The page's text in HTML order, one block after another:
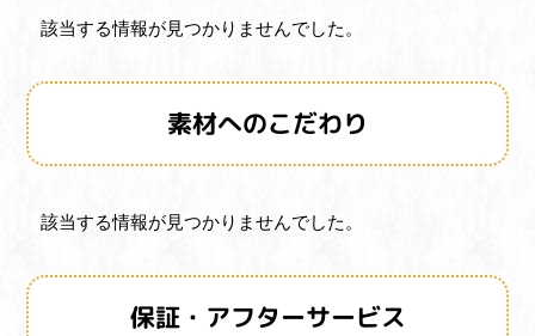
該当する情報が見つかりませんでした。
素材へのこだわり
該当する情報が見つかりませんでした。
保証・アフターサービス